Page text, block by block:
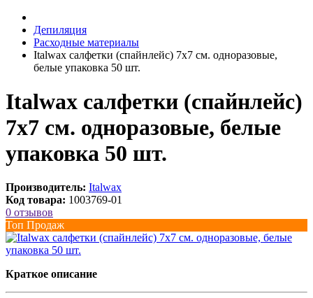
Депиляция
Расходные материалы
Italwax салфетки (спайнлейс) 7x7 см. одноразовые,
белые упаковка 50 шт.
Italwax салфетки (спайнлейс)
7x7 см. одноразовые, белые
упаковка 50 шт.
Производитель: Italwax
Код товара: 1003769-01
0 отзывов
Топ Продаж
Краткое описание